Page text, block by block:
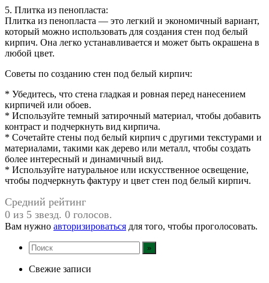
5. Плитка из пенопласта:
Плитка из пенопласта — это легкий и экономичный вариант,
который можно использовать для создания стен под белый
кирпич. Она легко устанавливается и может быть окрашена в
любой цвет.
Советы по созданию стен под белый кирпич:
* Убедитесь, что стена гладкая и ровная перед нанесением
кирпичей или обоев.
* Используйте темный затирочный материал, чтобы добавить
контраст и подчеркнуть вид кирпича.
* Сочетайте стены под белый кирпич с другими текстурами и
материалами, такими как дерево или металл, чтобы создать
более интересный и динамичный вид.
* Используйте натуральное или искусственное освещение,
чтобы подчеркнуть фактуру и цвет стен под белый кирпич.
Средний рейтинг
0 из 5 звезд. 0 голосов.
Вам нужно авторизироваться для того, чтобы проголосовать.
Свежие записи